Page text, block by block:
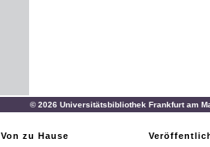
© 2026 Universitätsbibliothek Frankfurt am
Von zu Hause